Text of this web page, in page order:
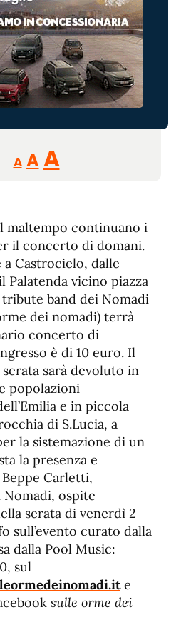
A
Reducir
tamaño
A Restablecer
fuente
AAumentar
de
fuente.
maltempo continuano i
il concerto di domani.
Castrocielo, dalle
Palatenda vicino piazza
tribute band dei Nomadi
dei nomadi) terrà
concerto di
è di 10 euro. Il
sarà devoluto in
popolazioni
e in piccola
di S.Lucia, a
la sistemazione di un
la presenza e
Beppe Carletti,
ospite
serata di venerdì 2
sull’evento curato dalla
dalla Pool Music:
sul
e
sulle orme dei